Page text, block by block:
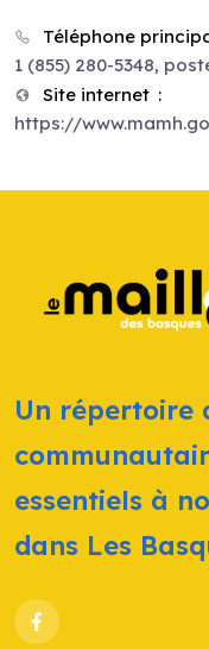
Téléphone
1 (855) 280-5348,
Site internet
https://
Un répertoire
essentiels à
dans Les